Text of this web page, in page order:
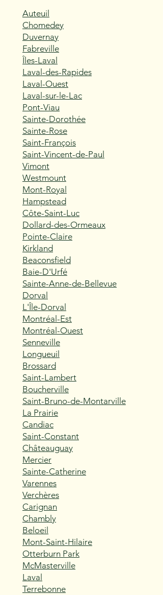
Auteuil
Chomedey
Duvernay
Fabreville
Îles-Laval
Laval-des-Rapides
Laval-Ouest
Laval-sur-le-Lac
Pont-Viau
Sainte-Dorothée
Sainte-Rose
Saint-François
Saint-Vincent-de-Paul
Vimont
Westmount
Mont-Royal
Hampstead
Côte-Saint-Luc
Dollard-des-Ormeaux
Pointe-Claire
Kirkland
Beaconsfield
Baie-D'Urfé
Sainte-Anne-de-Bellevue
Dorval
L'Île-Dorval
Montréal-Est
Montréal-Ouest
Senneville
Longueuil
Brossard
Saint-Lambert
Boucherville
Saint-Bruno-de-Montarville
La Prairie
Candiac
Saint-Constant
Châteauguay
Mercier
Sainte-Catherine
Varennes
Verchères
Carignan
Chambly
Beloeil
Mont-Saint-Hilaire
Otterburn Park
McMasterville
Laval
Terrebonne